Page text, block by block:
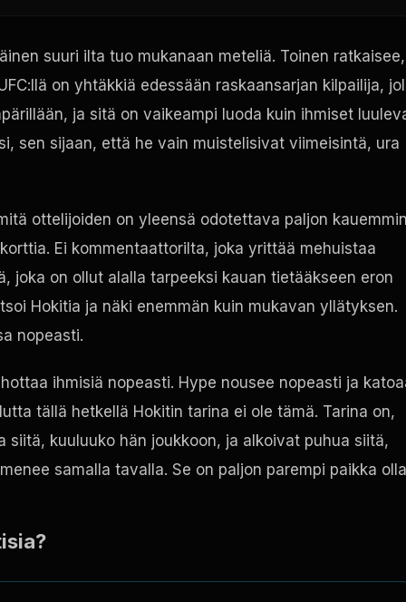
suuri ilta tuo mukanaan meteliä. Toinen ratkaisee,
on yhtäkkiä edessään raskaansarjan kilpailija,
ja sitä on vaikeampi luoda kuin ihmiset
sen sijaan, että he vain muistelisivat viimeisintä, ura
ottelijoiden on yleensä odotettava paljon
Ei kommentaattorilta, joka yrittää mehuistaa
joka on ollut alalla tarpeeksi kauan tietääkseen eron
Hokitia ja näki enemmän kuin mukavan yllätyksen.
nopeasti.
ihmisiä nopeasti. Hype nousee nopeasti ja
tällä hetkellä Hokitin tarina ei ole tämä. Tarina on,
kuuluuko hän joukkoon, ja alkoivat puhua siitä,
samalla tavalla. Se on paljon parempi paikka